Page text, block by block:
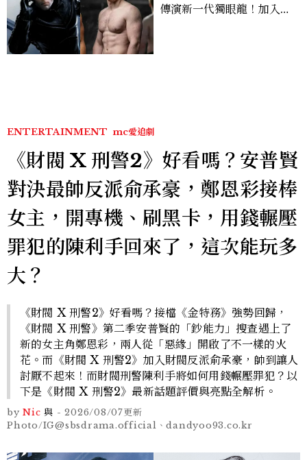
傳演新一代獨眼龍！加入新
ENTERTAINMENT mc愛追劇
《財閥 X 刑警2》好看嗎？安普賢
對決最帥反派俞承豪，鄭恩彩接棒
女主，開專機、刷黑卡，用錢輾壓
罪犯的陳利手回來了，這次能玩多
大？
《財閥 X 刑警2》好看嗎？接檔《金特務》強勢回歸，
《財閥 X 刑警》第二季安普賢的「鈔能力」搜查遇上了
新的女主角鄭恩彩，兩人從「惡緣」開啟了不一樣的火
花。而《財閥 X 刑警2》加入財閥反派俞承豪，帥到讓人
討厭不起來！而財閥刑警陳利手將如何用錢輾壓罪犯？以
下是《財閥 X 刑警2》最新話題評價與亮點全解析。
by Nic 與 -2026/08/07更新
Photo/IG@sbsdrama.official、dandyoo93.co.kr